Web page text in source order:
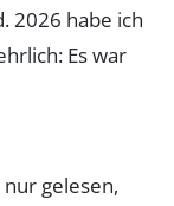
2026 habe ich
Es war
gelesen,